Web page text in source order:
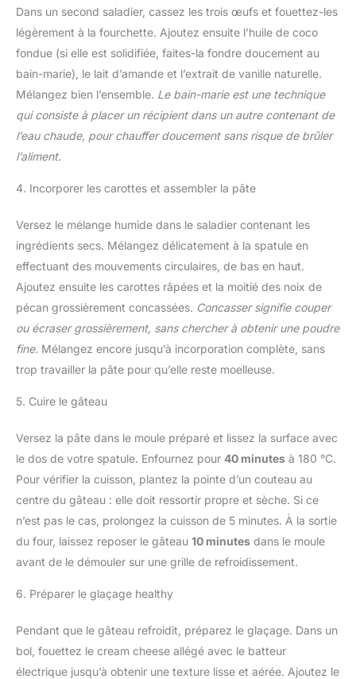
Dans un second saladier, cassez les trois œufs et fouettez-les
légèrement à la fourchette. Ajoutez ensuite l’huile de coco
fondue (si elle est solidifiée, faites-la fondre doucement au
bain-marie), le lait d’amande et l’extrait de vanille naturelle.
Mélangez bien l’ensemble. Le bain-marie est une technique
qui consiste à placer un récipient dans un autre contenant de
l’eau chaude, pour chauffer doucement sans risque de brûler
l’aliment.
4. Incorporer les carottes et assembler la pâte
Versez le mélange humide dans le saladier contenant les
ingrédients secs. Mélangez délicatement à la spatule en
effectuant des mouvements circulaires, de bas en haut.
Ajoutez ensuite les carottes râpées et la moitié des noix de
pécan grossièrement concassées. Concasser signifie couper
ou écraser grossièrement, sans chercher à obtenir une poudre
fine. Mélangez encore jusqu’à incorporation complète, sans
trop travailler la pâte pour qu’elle reste moelleuse.
5. Cuire le gâteau
Versez la pâte dans le moule préparé et lissez la surface avec
le dos de votre spatule. Enfournez pour 40 minutes à 180 °C.
Pour vérifier la cuisson, plantez la pointe d’un couteau au
centre du gâteau : elle doit ressortir propre et sèche. Si ce
n’est pas le cas, prolongez la cuisson de 5 minutes. À la sortie
du four, laissez reposer le gâteau 10 minutes dans le moule
avant de le démouler sur une grille de refroidissement.
6. Préparer le glaçage healthy
Pendant que le gâteau refroidit, préparez le glaçage. Dans un
bol, fouettez le cream cheese allégé avec le batteur
électrique jusqu’à obtenir une texture lisse et aérée. Ajoutez le